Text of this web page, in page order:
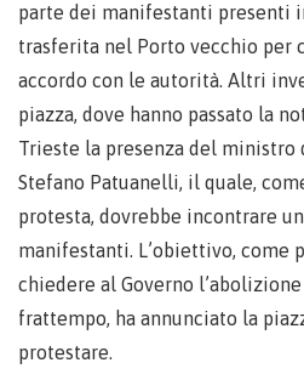
parte dei manifestanti presenti
trasferita nel Porto vecchio per
accordo con le autorità. Altri
piazza, dove hanno passato la
Trieste la presenza del
Stefano Patuanelli, il quale,
protesta, dovrebbe incontrare
manifestanti. L’obiettivo, come
chiedere al Governo
frattempo, ha annunciato la
protestare.